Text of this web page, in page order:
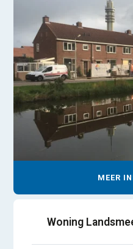
MEER
Woning